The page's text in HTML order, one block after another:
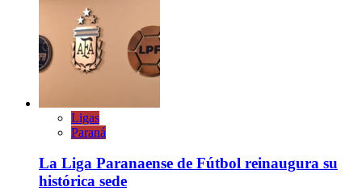
Ligas
Paraná
La Liga Paranaense de Fútbol reinaugura su
histórica sede